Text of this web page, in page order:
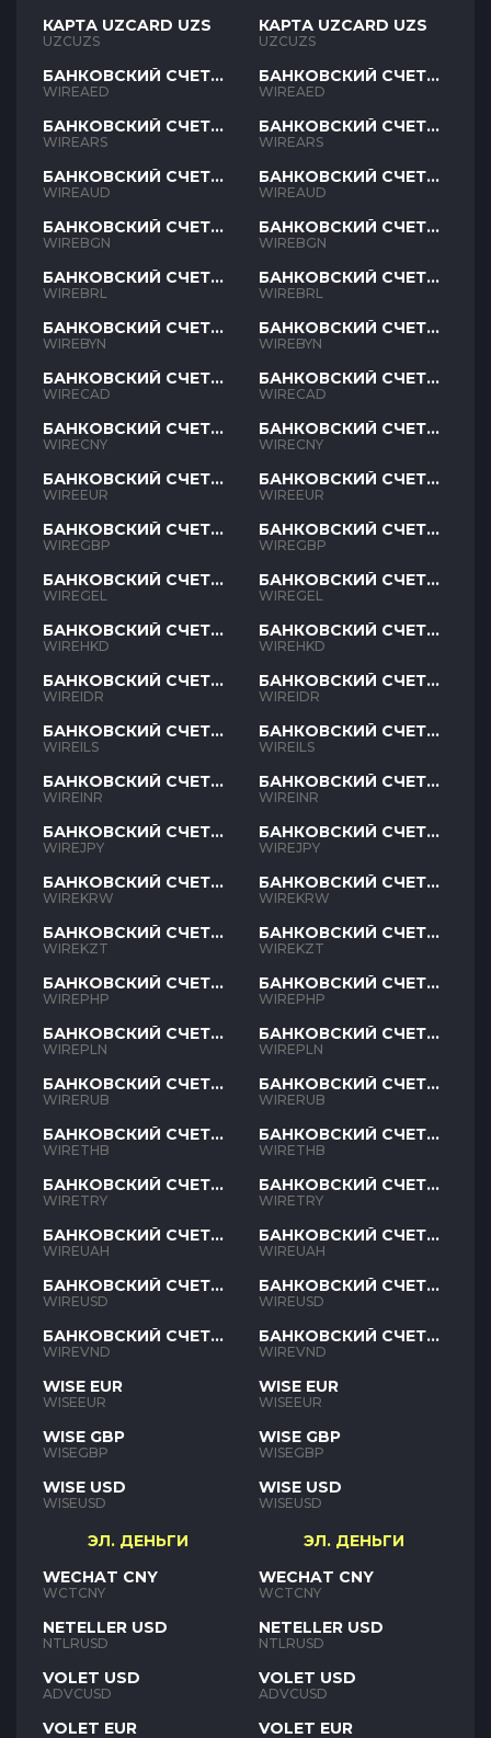
КАРТА UZCARD UZS
UZCUZS
БАНКОВСКИЙ СЧЕТ
AED
WIREAED
БАНКОВСКИЙ СЧЕТ
ARS
WIREARS
БАНКОВСКИЙ СЧЕТ
AUD
WIREAUD
БАНКОВСКИЙ СЧЕТ
BGN
WIREBGN
БАНКОВСКИЙ СЧЕТ
BRL
WIREBRL
БАНКОВСКИЙ СЧЕТ
BYN
WIREBYN
БАНКОВСКИЙ СЧЕТ
CAD
WIRECAD
БАНКОВСКИЙ СЧЕТ
CNY
WIRECNY
БАНКОВСКИЙ СЧЕТ
EUR
WIREEUR
БАНКОВСКИЙ СЧЕТ
GBP
WIREGBP
БАНКОВСКИЙ СЧЕТ
GEL
WIREGEL
БАНКОВСКИЙ СЧЕТ
HKD
WIREHKD
БАНКОВСКИЙ СЧЕТ
IDR
WIREIDR
БАНКОВСКИЙ СЧЕТ
ILS
WIREILS
БАНКОВСКИЙ СЧЕТ
INR
WIREINR
БАНКОВСКИЙ СЧЕТ
JPY
WIREJPY
БАНКОВСКИЙ СЧЕТ
KRW
WIREKRW
БАНКОВСКИЙ СЧЕТ
KZT
WIREKZT
БАНКОВСКИЙ СЧЕТ
PHP
WIREPHP
БАНКОВСКИЙ СЧЕТ
PLN
WIREPLN
БАНКОВСКИЙ СЧЕТ
RUB
WIRERUB
БАНКОВСКИЙ СЧЕТ
THB
WIRETHB
БАНКОВСКИЙ СЧЕТ
TRY
WIRETRY
БАНКОВСКИЙ СЧЕТ
UAH
WIREUAH
БАНКОВСКИЙ СЧЕТ
USD
WIREUSD
БАНКОВСКИЙ СЧЕТ
VND
WIREVND
WISE EUR
WISEEUR
WISE GBP
WISEGBP
WISE USD
WISEUSD
ЭЛ. ДЕНЬГИ
WECHAT CNY
WCTCNY
NETELLER USD
NTLRUSD
VOLET USD
ADVCUSD
VOLET EUR
КАРТА UZCARD UZS
UZCUZS
БАНКОВСКИЙ СЧЕТ
AED
WIREAED
БАНКОВСКИЙ СЧЕТ
ARS
WIREARS
БАНКОВСКИЙ СЧЕТ
AUD
WIREAUD
БАНКОВСКИЙ СЧЕТ
BGN
WIREBGN
БАНКОВСКИЙ СЧЕТ
BRL
WIREBRL
БАНКОВСКИЙ СЧЕТ
BYN
WIREBYN
БАНКОВСКИЙ СЧЕТ
CAD
WIRECAD
БАНКОВСКИЙ СЧЕТ
CNY
WIRECNY
БАНКОВСКИЙ СЧЕТ
EUR
WIREEUR
БАНКОВСКИЙ СЧЕТ
GBP
WIREGBP
БАНКОВСКИЙ СЧЕТ
GEL
WIREGEL
БАНКОВСКИЙ СЧЕТ
HKD
WIREHKD
БАНКОВСКИЙ СЧЕТ
IDR
WIREIDR
БАНКОВСКИЙ СЧЕТ
ILS
WIREILS
БАНКОВСКИЙ СЧЕТ
INR
WIREINR
БАНКОВСКИЙ СЧЕТ
JPY
WIREJPY
БАНКОВСКИЙ СЧЕТ
KRW
WIREKRW
БАНКОВСКИЙ СЧЕТ
KZT
WIREKZT
БАНКОВСКИЙ СЧЕТ
PHP
WIREPHP
БАНКОВСКИЙ СЧЕТ
PLN
WIREPLN
БАНКОВСКИЙ СЧЕТ
RUB
WIRERUB
БАНКОВСКИЙ СЧЕТ
THB
WIRETHB
БАНКОВСКИЙ СЧЕТ
TRY
WIRETRY
БАНКОВСКИЙ СЧЕТ
UAH
WIREUAH
БАНКОВСКИЙ СЧЕТ
USD
WIREUSD
БАНКОВСКИЙ СЧЕТ
VND
WIREVND
WISE EUR
WISEEUR
WISE GBP
WISEGBP
WISE USD
WISEUSD
ЭЛ. ДЕНЬГИ
WECHAT CNY
WCTCNY
NETELLER USD
NTLRUSD
VOLET USD
ADVCUSD
VOLET EUR